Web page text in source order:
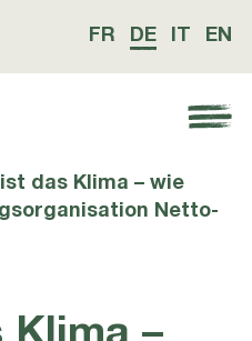
FR DE EN
das Klima – wie
Netto-